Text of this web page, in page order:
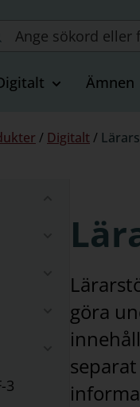
Ämnen
/ Digitalt/
nästa
nivå
Visa
nästa
nivå
Visa
nästa
nivå
3
göra